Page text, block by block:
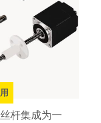
杆集成为一